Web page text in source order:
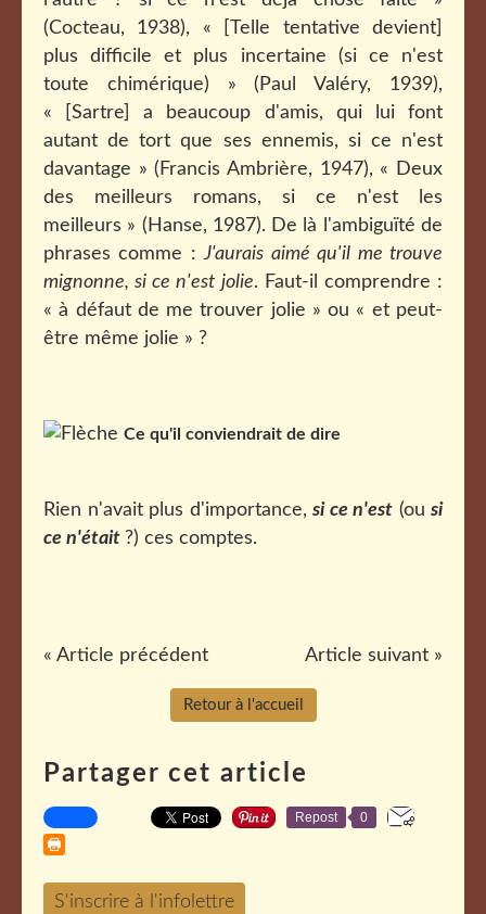
(Cocteau, 1938), « [Telle tentative devient]
plus difficile et plus incertaine (si ce n'est
toute chimérique) » (Paul Valéry, 1939),
« [Sartre] a beaucoup d'amis, qui lui font
autant de tort que ses ennemis, si ce n'est
davantage » (Francis Ambrière, 1947), « Deux
des meilleurs romans, si ce n'est les
meilleurs » (Hanse, 1987). De là l'ambiguïté de
phrases comme :J'aurais aimé qu'il me trouve
mignonne, si ce n'est jolie. Faut-il comprendre :
« à défaut de me trouver jolie » ou « et peut-
être même jolie » ?
Ce qu'il conviendrait de dire
Rien n'avait plus d'importance, si ce n'est (ou si
ce n'était ?) ces comptes.
« Article précédent Article suivant »
Retour à l'accueil
Partager cet article
Repost 0